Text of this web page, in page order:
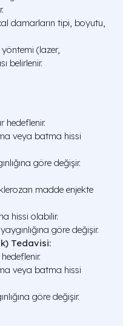
damarların tipi, boyutu,
(lazer,
belirlenir.
hedeflenir.
veya batma hissi
göre değişir.
madde enjekte
hissi olabilir.
göre değişir.
Tedavisi:
veya batma hissi
göre değişir.